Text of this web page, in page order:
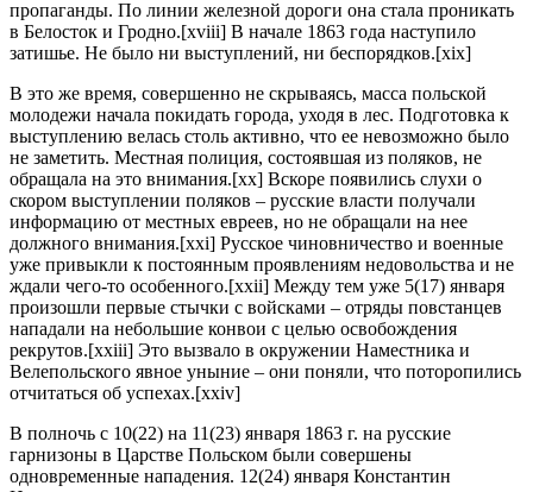
пропаганды. По линии железной дороги она стала проникать
в Белосток и Гродно.[xviii] В начале 1863 года наступило
затишье. Не было ни выступлений, ни беспорядков.[xix]
В это же время, совершенно не скрываясь, масса польской
молодежи начала покидать города, уходя в лес. Подготовка к
выступлению велась столь активно, что ее невозможно было
не заметить. Местная полиция, состоявшая из поляков, не
обращала на это внимания.[xx] Вскоре появились слухи о
скором выступлении поляков – русские власти получали
информацию от местных евреев, но не обращали на нее
должного внимания.[xxi] Русское чиновничество и военные
уже привыкли к постоянным проявлениям недовольства и не
ждали чего-то особенного.[xxii] Между тем уже 5(17) января
произошли первые стычки с войсками – отряды повстанцев
нападали на небольшие конвои с целью освобождения
рекрутов.[xxiii] Это вызвало в окружении Наместника и
Велепольского явное уныние – они поняли, что поторопились
отчитаться об успехах.[xxiv]
В полночь с 10(22) на 11(23) января 1863 г. на русские
гарнизоны в Царстве Польском были совершены
одновременные нападения. 12(24) января Константин